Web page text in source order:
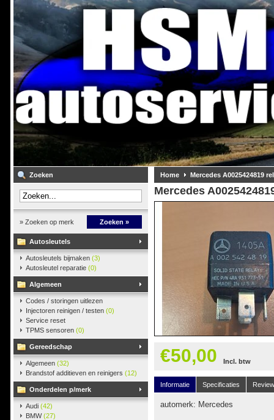
Zoeken
» Zoeken op merk Zoeken »
Autosleutels
Autosleutels bijmaken (3)
Autosleutel reparatie (0)
Algemeen
Codes / storingen uitlezen
Injectoren reinigen / testen (0)
Service reset
TPMS sensoren (0)
Gereedschap
Algemeen (32)
Brandstof additieven en reinigers (12)
Onderdelen p/merk
Audi (42)
BMW(27)
Home Mercedes A0025424819
Mercedes
€50,00 Incl. btw
Informatie Specificaties
automerk: Mercedes